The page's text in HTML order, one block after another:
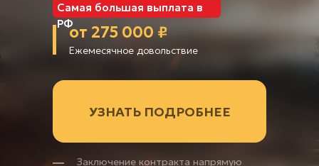
УЗНАТЬ ПОДРОБНЕЕ
Заключение контракта напрямую
от 275 000 ₽
Ежемесячное довольствие
Самая большая выплата в
РФ